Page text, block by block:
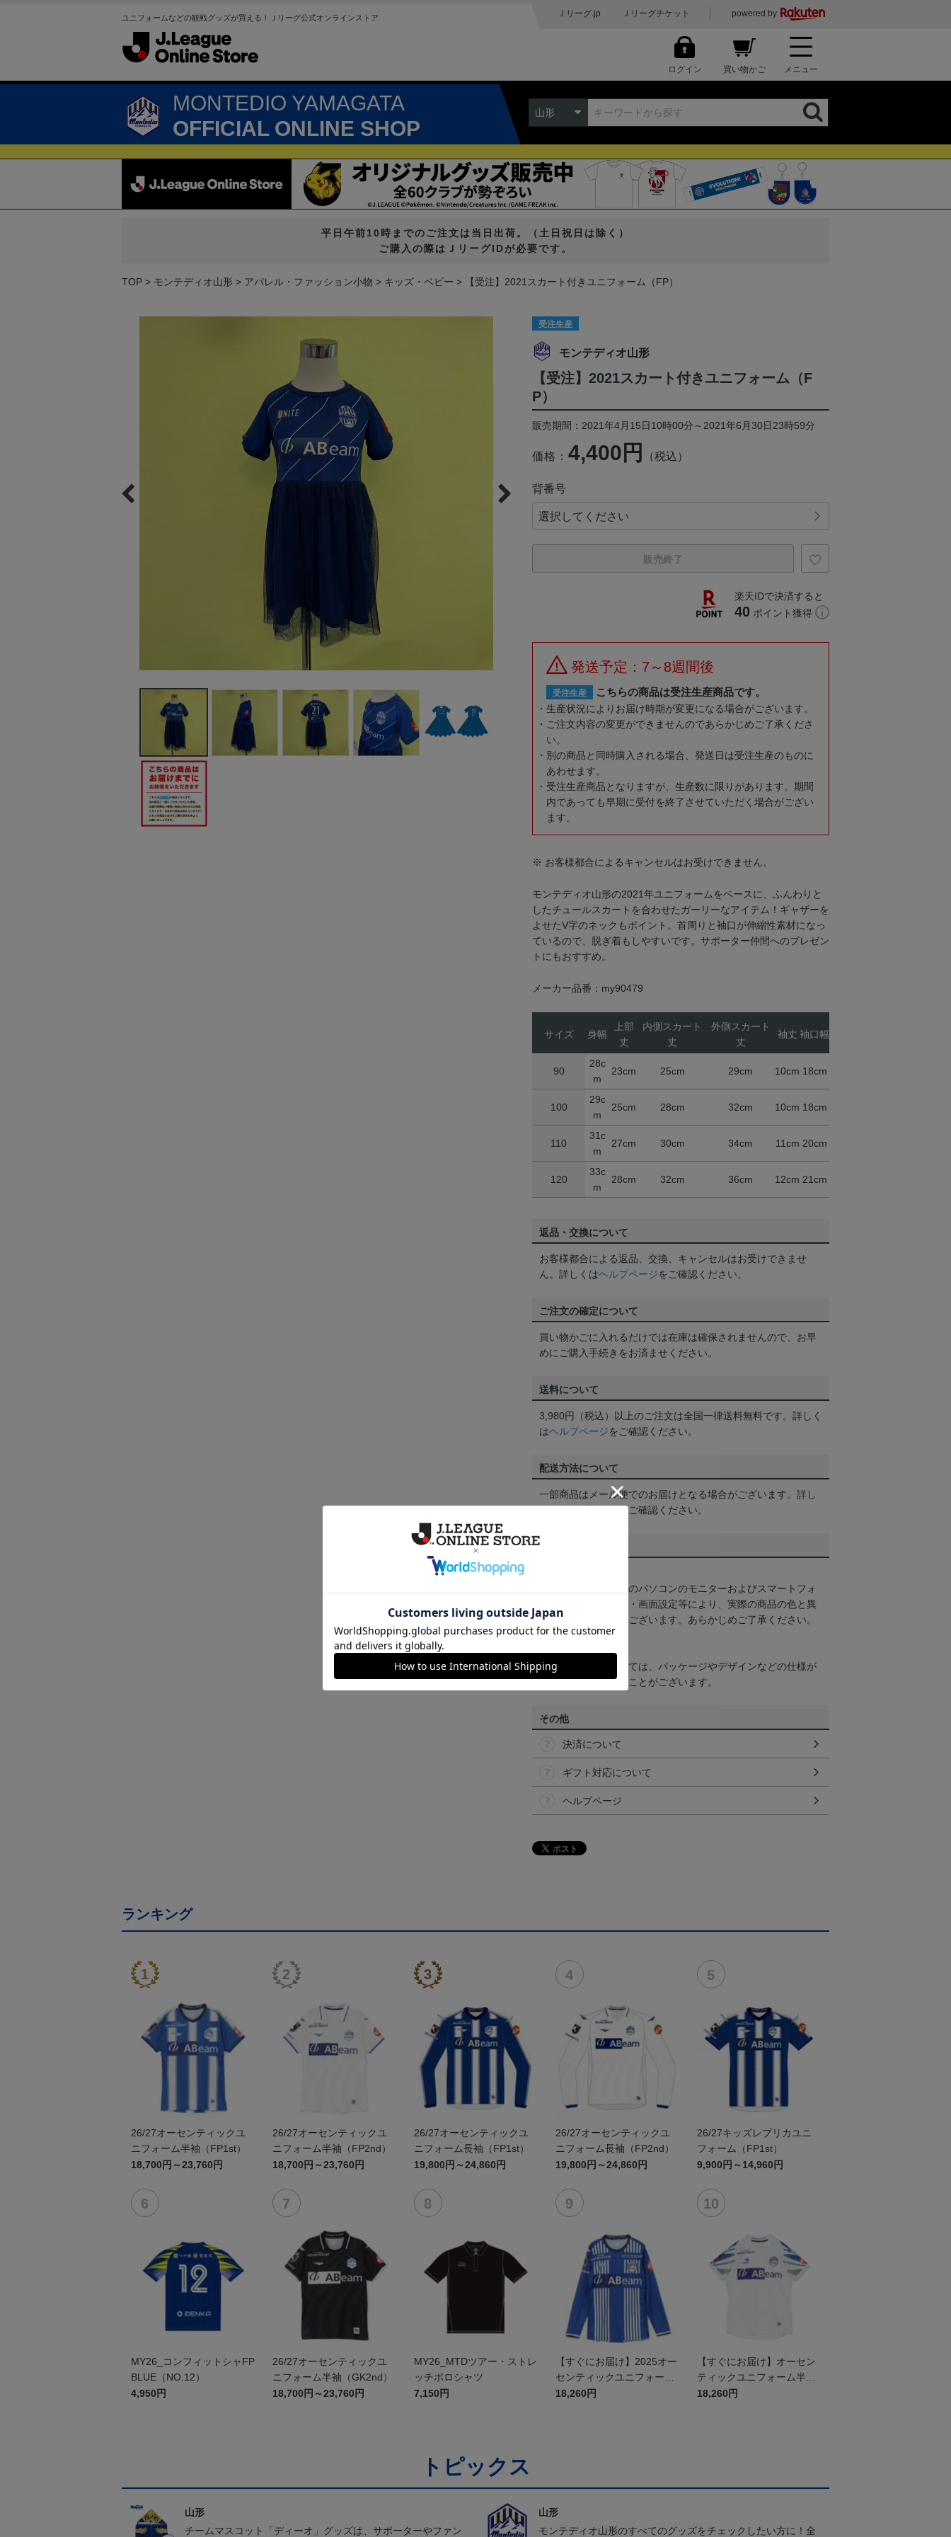
ユニフォームなどの観戦グッズが買える！Ｊリーグ公式オンラインストア Ｊリーグ.jp Ｊリーグチケット powered by
ログイン 買い物かご メニュー
MONTEDIO YAMAGATA
OFFICIAL ONLINE SHOP
山形
平日午前10時までのご注文は当日出荷。（土日祝日は除く）
ご購入の際はＪリーグIDが必要です。
TOP モンテディオ山形 アパレル・ファッション小物 キッズ・ベビー 【受注】2021スカート付きユニフォーム（FP）
受注生産
モンテディオ山形
【受注】2021スカート付きユニフォーム（F
P）
販売期間：2021年4月15日10時00分～2021年6月30日23時59分
価格： 4,400円 （税込）
背番号
販売終了
楽天IDで決済すると
40 ポイント獲得
発送予定：7～8週間後
受注生産 こちらの商品は受注生産商品です。
生産状況によりお届け時期が変更になる場合がございます。
ご注文内容の変更ができませんのであらかじめご了承くださ
い。
別の商品と同時購入される場合、発送日は受注生産のものに
あわせます。
受注生産商品となりますが、生産数に限りがあります。期間
内であっても早期に受付を終了させていただく場合がござい
ます。
※ お客様都合によるキャンセルはお受けできません。
モンテディオ山形の2021年ユニフォームをベースに、ふんわりと
したチュールスカートを合わせたガーリーなアイテム！ギャザーを
よせたV字のネックもポイント。首周りと袖口が伸縮性素材になっ
ているので、脱ぎ着もしやすいです。サポーター仲間へのプレゼン
トにもおすすめ。
メーカー品番：my90479
サイズ 身幅
上部
丈
内側スカート
丈
外側スカート
丈
袖丈 袖口幅
90
28c
m
23cm 25cm 29cm 10cm 18cm
100
29c
m
25cm 28cm 32cm 10cm 18cm
110
31c
m
27cm 30cm 34cm 11cm 20cm
120
33c
m
28cm 32cm 36cm 12cm 21cm
返品・交換について
お客様都合による返品、交換、キャンセルはお受けできませ
ん。詳しくはヘルプページをご確認ください。
ご注文の確定について
買い物かごに入れるだけでは在庫は確保されませんので、お早
めにご購入手続きをお済ませください。
送料について
3,980円（税込）以上のご注文は全国一律送料無料です。詳しく
はヘルプページをご確認ください。
配送方法について
一部商品はメール便でのお届けとなる場合がございます。詳し
をご確認ください。
商品について
商品画像は、お使いのパソコンのモニターおよびスマートフォ
ンのメーカー・機種・画面設定等により、実際の商品の色と異
なって見える場合がございます。あらかじめご了承ください。
【仕様について】
取り扱い商品によっては、パッケージやデザインなどの仕様が
予告なく変更になることがございます。
その他
決済について
ギフト対応について
ヘルプページ
ランキング
26/27オーセンティックユ
ニフォーム半袖（FP1st）
18,700円～23,760円
26/27オーセンティックユ
ニフォーム半袖（FP2nd）
18,700円～23,760円
26/27オーセンティックユ
ニフォーム長袖（FP1st）
19,800円～24,860円
26/27オーセンティックユ
ニフォーム長袖（FP2nd）
19,800円～24,860円
26/27キッズレプリカユニ
フォーム（FP1st）
9,900円～14,960円
MY26_コンフィットシャFP
BLUE（NO.12）
4,950円
26/27オーセンティックユ
ニフォーム半袖（GK2nd）
18,700円～23,760円
MY26_MTDツアー・ストレ
ッチポロシャツ
7,150円
【すぐにお届け】2025オー
センティックユニフォーム
FP1st（長袖）
18,260円
【すぐにお届け】オーセン
ティックユニフォーム半袖
（2026百年構想リーグ）F
18,260円
トピックス
山形
チームマスコット「ディーオ」グッズは、サポーターやファン
山形
モンテディオ山形のすべてのグッズをチェックしたい方に！全